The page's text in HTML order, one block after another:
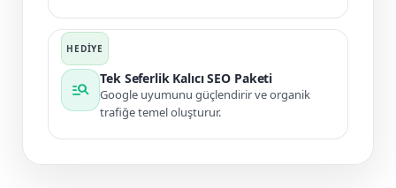
manage_search
Tek Seferlik Kalıcı SEO Paketi
Google uyumunu güçlendirir ve organik
trafiğe temel oluşturur.